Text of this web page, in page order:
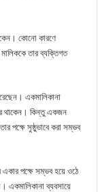
কোনো কারণে
মালিককে তার ব্যক্তিগত
একমালিকানা
থাকেন। কিন্তু একজন
পক্ষে সুষ্ঠুভাবে করা সম্ভব
একার পক্ষে সম্ভব হয়ে ওঠে
একমালিকানা ব্যবসায়ে